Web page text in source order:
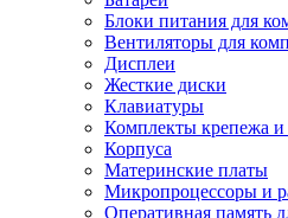
Блоки питания для
Вентиляторы для
Дисплеи
Жесткие диски
Клавиатуры
Комплекты крепежа и
Корпуса
Материнские платы
Микропроцессоры и
Оперативная память